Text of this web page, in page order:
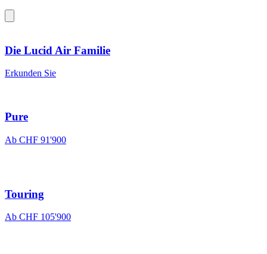
Die Lucid Air Familie
Erkunden Sie
Pure
Ab CHF 91'900
Touring
Ab CHF 105'900